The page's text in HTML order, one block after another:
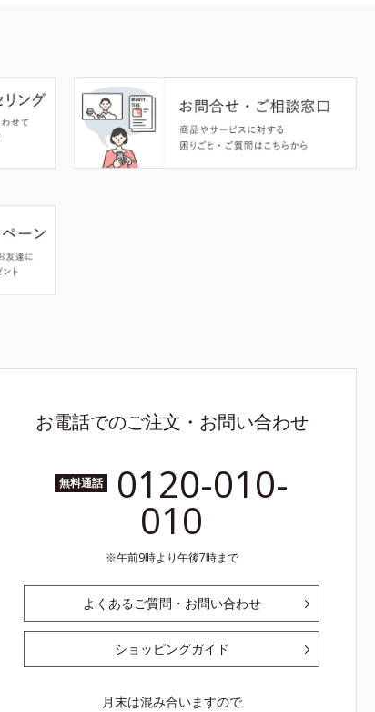
お電話でのご注文・お問い合わせ
無料通話 0120-010-
010
午前9時より午後7時まで
よくあるご質問・お問い合わせ
ショッピングガイド
月末は混み合いますので